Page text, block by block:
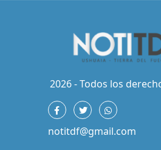
2026 - Todos los
notitdf@gmail.com